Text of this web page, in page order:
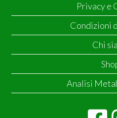
Privacy e
Condizioni
Chi
Analisi